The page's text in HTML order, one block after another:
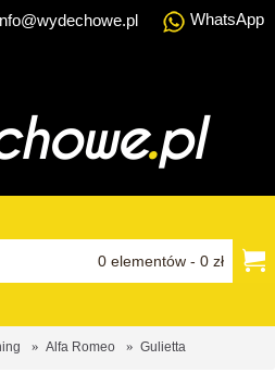
WhatsApp
0 elementów - 0 zł
Alfa Romeo Gulietta